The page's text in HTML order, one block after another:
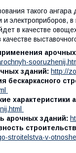
такого
и электроприборов,
в качестве
качестве
зданий: http://
бескаркасного
х арактеристики
арочных зданий:
stroitelstva-v-